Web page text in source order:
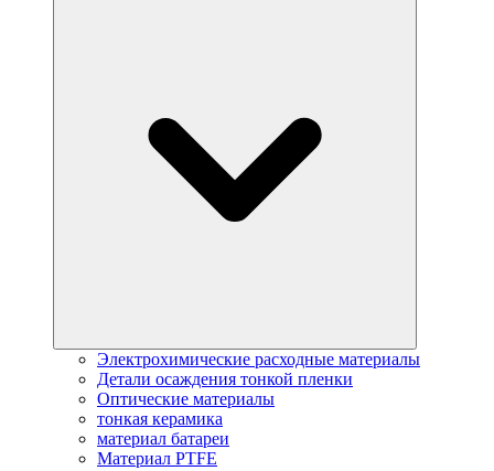
Электрохимические расходные материалы
Детали осаждения тонкой пленки
Оптические материалы
тонкая керамика
материал батареи
Материал PTFE